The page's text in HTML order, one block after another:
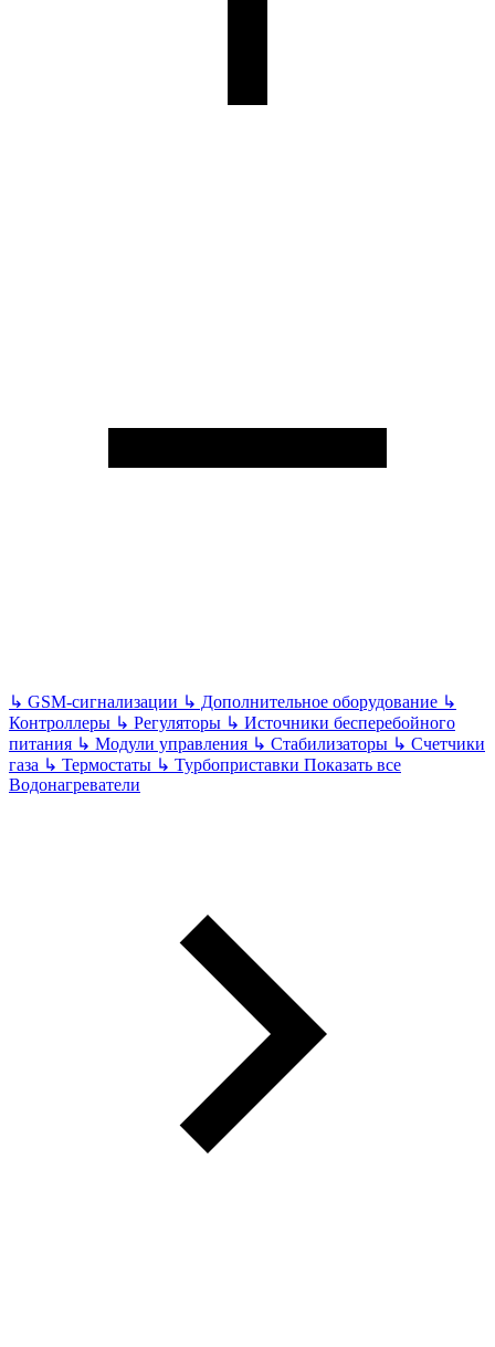
↳ GSM-сигнализации ↳ Дополнительное оборудование ↳
Контроллеры ↳ Регуляторы ↳ Источники бесперебойного
питания ↳ Модули управления ↳ Стабилизаторы ↳ Счетчики
газа ↳ Термостаты ↳ Турбоприставки Показать все
Водонагреватели